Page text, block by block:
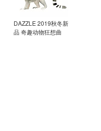
DAZZLE 2019秋冬新
品 奇趣动物狂想曲